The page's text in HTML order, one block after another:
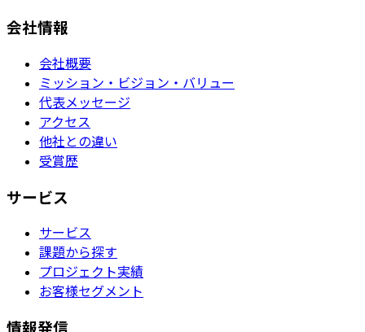
会社情報
会社概要
ミッション・ビジョン・バリュー
代表メッセージ
アクセス
他社との違い
受賞歴
サービス
サービス
課題から探す
プロジェクト実績
お客様セグメント
情報発信